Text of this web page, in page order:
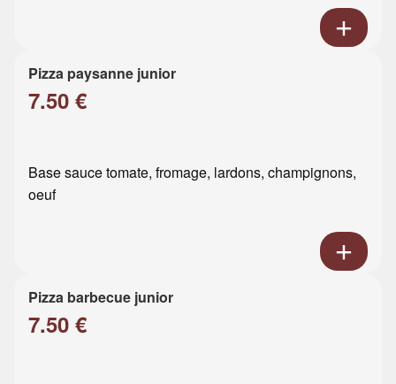
Pizza paysanne junior
7.50 €
Base sauce tomate, fromage, lardons, champignons,
oeuf
Pizza barbecue junior
7.50 €